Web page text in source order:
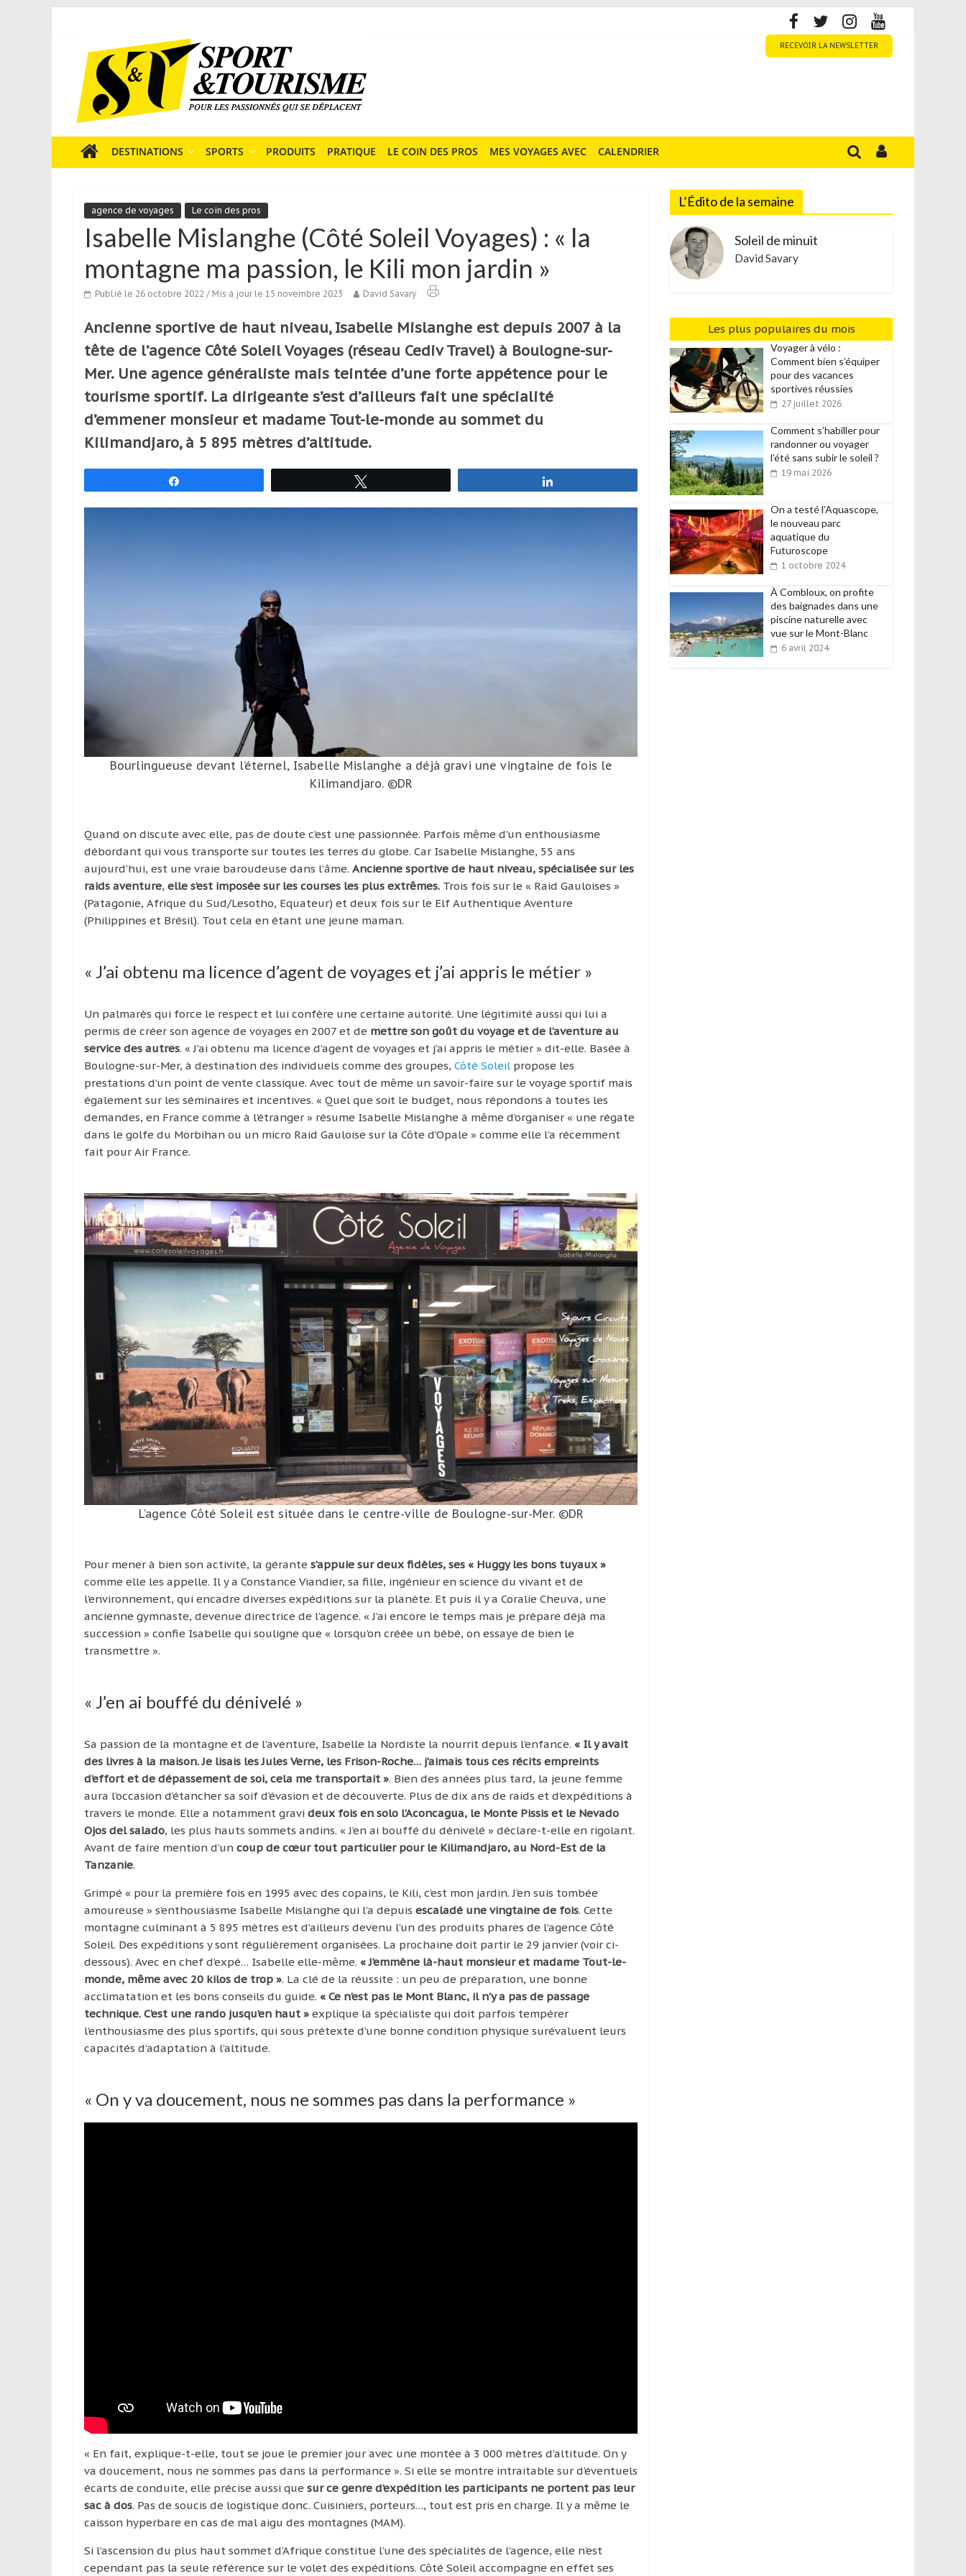
content
Tourisme
est
un
média
sur
sportif
qui
s’adresse
aux
ponctuels
réguliers,
pratiquants,
passionnés
simples
spectateurs
de
qui
se
déplacent
assouvir
leur
profitant
découverte
d’une
région
RECEVOIR LA NEWSLETTER
DESTINATIONS SPORTS PRODUITS PRATIQUE LE COIN DES PROS MES VOYAGES AVEC CALENDRIER
agence de voyages Le coin des pros
Isabelle Mislanghe (Côté Soleil Voyages) : « la
montagne ma passion, le Kili mon jardin »
Publié le 26 octobre 2022 / Mis à jour le 15 novembre 2023 David Savary
Ancienne sportive de haut niveau, Isabelle Mislanghe est depuis 2007 à la
tête de l’agence Côté Soleil Voyages (réseau Cediv Travel) à Boulogne-sur-
Mer. Une agence généraliste mais teintée d’une forte appétence pour le
tourisme sportif. La dirigeante s’est d’ailleurs fait une spécialité
d’emmener monsieur et madame Tout-le-monde au sommet du
Kilimandjaro, à 5 895 mètres d’altitude.
Bourlingueuse devant l’éternel, Isabelle Mislanghe a déjà gravi une vingtaine de fois le
Kilimandjaro. ©DR
Quand on discute avec elle, pas de doute c’est une passionnée. Parfois même d’un enthousiasme
débordant qui vous transporte sur toutes les terres du globe. Car Isabelle Mislanghe, 55 ans
aujourd’hui, est une vraie baroudeuse dans l’âme. Ancienne sportive de haut niveau, spécialisée sur les
raids aventure, elle s’est imposée sur les courses les plus extrêmes. Trois fois sur le « Raid Gauloises »
(Patagonie, Afrique du Sud/Lesotho, Equateur) et deux fois sur le Elf Authentique Aventure
(Philippines et Brésil). Tout cela en étant une jeune maman.
« J’ai obtenu ma licence d’agent de voyages et j’ai appris le métier »
Un palmarès qui force le respect et lui confère une certaine autorité. Une légitimité aussi qui lui a
permis de créer son agence de voyages en 2007 et de mettre son goût du voyage et de l’aventure au
service des autres. « J’ai obtenu ma licence d’agent de voyages et j’ai appris le métier » dit-elle. Basée à
Boulogne-sur-Mer, à destination des individuels comme des groupes, Côté Soleil propose les
prestations d’un point de vente classique. Avec tout de même un savoir-faire sur le voyage sportif mais
également sur les séminaires et incentives. « Quel que soit le budget, nous répondons à toutes les
demandes, en France comme à l’étranger » résume Isabelle Mislanghe à même d’organiser « une régate
dans le golfe du Morbihan ou un micro Raid Gauloise sur la Côte d’Opale » comme elle l’a récemment
fait pour Air France.
L’agence Côté Soleil est située dans le centre-ville de Boulogne-sur-Mer. ©DR
Pour mener à bien son activité, la gérante s’appuie sur deux fidèles, ses « Huggy les bons tuyaux »
comme elle les appelle. Il y a Constance Viandier, sa fille, ingénieur en science du vivant et de
l’environnement, qui encadre diverses expéditions sur la planète. Et puis il y a Coralie Cheuva, une
ancienne gymnaste, devenue directrice de l’agence. « J’ai encore le temps mais je prépare déjà ma
succession » confie Isabelle qui souligne que « lorsqu’on créée un bébé, on essaye de bien le
transmettre ».
« J’en ai bouffé du dénivelé »
Sa passion de la montagne et de l’aventure, Isabelle la Nordiste la nourrit depuis l’enfance. « Il y avait
des livres à la maison. Je lisais les Jules Verne, les Frison-Roche… j’aimais tous ces récits empreints
d’effort et de dépassement de soi, cela me transportait ». Bien des années plus tard, la jeune femme
aura l’occasion d’étancher sa soif d’évasion et de découverte. Plus de dix ans de raids et d’expéditions à
travers le monde. Elle a notamment gravi deux fois en solo l’Aconcagua, le Monte Pissis et le Nevado
Ojos del salado, les plus hauts sommets andins. « J’en ai bouffé du dénivelé » déclare-t-elle en rigolant.
Avant de faire mention d’un coup de cœur tout particulier pour le Kilimandjaro, au Nord-Est de la
Tanzanie.
Grimpé « pour la première fois en 1995 avec des copains, le Kili, c’est mon jardin. J’en suis tombée
amoureuse » s’enthousiasme Isabelle Mislanghe qui l’a depuis escaladé une vingtaine de fois. Cette
montagne culminant à 5 895 mètres est d’ailleurs devenu l’un des produits phares de l’agence Côté
Soleil. Des expéditions y sont régulièrement organisées. La prochaine doit partir le 29 janvier (voir ci-
dessous). Avec en chef d’expé… Isabelle elle-même. « J’emmène là-haut monsieur et madame Tout-le-
monde, même avec 20 kilos de trop ». La clé de la réussite : un peu de préparation, une bonne
acclimatation et les bons conseils du guide. « Ce n’est pas le Mont Blanc, il n’y a pas de passage
technique. C’est une rando jusqu’en haut » explique la spécialiste qui doit parfois tempérer
l’enthousiasme des plus sportifs, qui sous prétexte d’une bonne condition physique surévaluent leurs
capacités d’adaptation à l’altitude.
« On y va doucement, nous ne sommes pas dans la performance »
« En fait, explique-t-elle, tout se joue le premier jour avec une montée à 3 000 mètres d’altitude. On y
va doucement, nous ne sommes pas dans la performance ». Si elle se montre intraitable sur d’éventuels
écarts de conduite, elle précise aussi que sur ce genre d’expédition les participants ne portent pas leur
sac à dos. Pas de soucis de logistique donc. Cuisiniers, porteurs…, tout est pris en charge. Il y a même le
caisson hyperbare en cas de mal aigu des montagnes (MAM).
Si l’ascension du plus haut sommet d’Afrique constitue l’une des spécialités de l’agence, elle n’est
cependant pas la seule référence sur le volet des expéditions. Côté Soleil accompagne en effet ses
L’Édito de la semaine
Soleil de minuit
David Savary
Les plus populaires du mois
Voyager à vélo :
Comment bien s’équiper
pour des vacances
sportives réussies
27 juillet 2026
Comment s’habiller pour
randonner ou voyager
l’été sans subir le soleil ?
19 mai 2026
On a testé l’Aquascope,
le nouveau parc
aquatique du
Futuroscope
1 octobre 2024
À Combloux, on profite
des baignades dans une
piscine naturelle avec
vue sur le Mont-Blanc
6 avril 2024